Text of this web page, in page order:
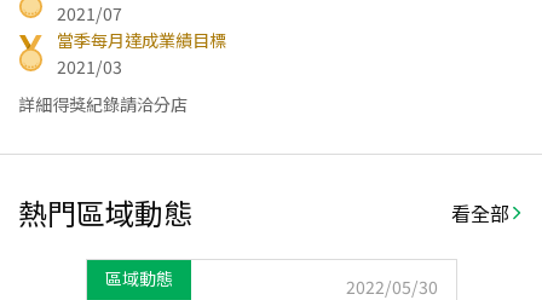
2021/07
當季每月達成業績目標
2021/03
詳細得獎紀錄請洽分店
熱門區域動態 看全部
區域動態 2022/05/30